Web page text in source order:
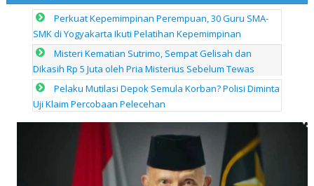
Perkuat Kepemimpinan Perempuan, 30 Guru SMA-
SMK di Yogyakarta Ikuti Pelatihan Kepemimpinan
Misteri Kematian Sutrimo, Sempat Gelisah dan
Dikasih Rp 5 Juta oleh Pria Misterius Sebelum Tewas
Pelaku Mutilasi Depok Semula Korban? Polisi Diminta
Uji Klaim Percobaan Pelecehan